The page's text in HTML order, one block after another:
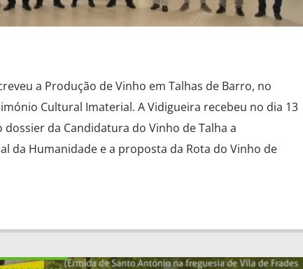
a Produção de Vinho em Talhas de Barro, no
Cultural Imaterial. A Vidigueira recebeu no dia 13
da Candidatura do Vinho de Talha a
da Humanidade e a proposta da Rota do Vinho de